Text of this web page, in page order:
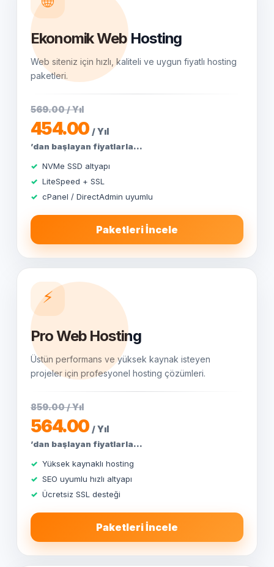
Ekonomik Web Hosting
Web siteniz için hızlı, kaliteli ve uygun fiyatlı hosting
paketleri.
569.00 / Yıl
454.00/ Yıl
’dan başlayan fiyatlarla...
NVMe SSD altyapı
LiteSpeed + SSL
cPanel / DirectAdmin uyumlu
Paketleri İncele
⚡
Pro Web Hosting
Üstün performans ve yüksek kaynak isteyen
projeler için profesyonel hosting çözümleri.
859.00 / Yıl
564.00/ Yıl
’dan başlayan fiyatlarla...
Yüksek kaynaklı hosting
SEO uyumlu hızlı altyapı
Ücretsiz SSL desteği
Paketleri İncele